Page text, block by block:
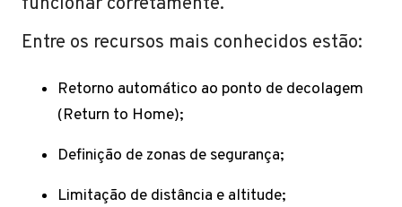
Entre os recursos mais conhecidos estão:
Retorno automático ao ponto de decolagem
(Return to Home);
Definição de zonas de segurança;
Limitação de distância e altitude;